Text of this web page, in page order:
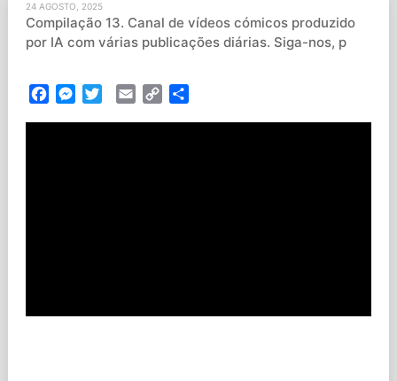
24 AGOSTO, 2025
Compilação 13. Canal de vídeos cómicos produzido
por IA com várias publicações diárias. Siga-nos, p
FacebookMessenger
TwitterEmail Copy